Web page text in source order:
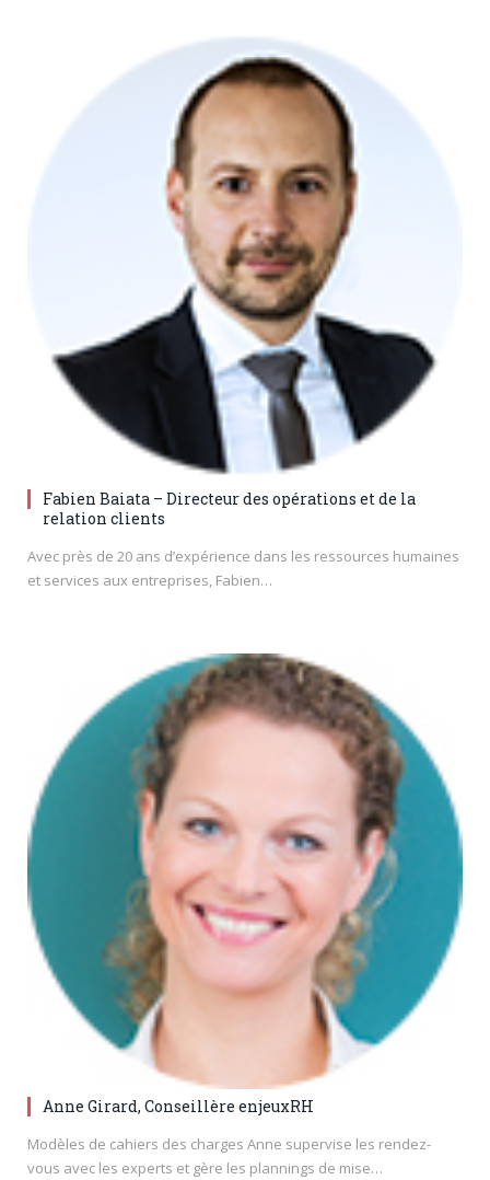
Fabien Baiata – Directeur des opérations et de la
relation clients
Avec près de 20 ans d’expérience dans les ressources humaines
et services aux entreprises, Fabien…
Anne Girard, Conseillère enjeuxRH
Modèles de cahiers des charges Anne supervise les rendez-
vous avec les experts et gère les plannings de mise…